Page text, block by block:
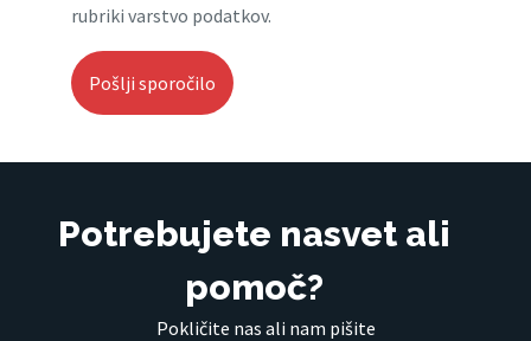
rubriki varstvo podatkov.
Potrebujete nasvet ali
pomoč?
Pokličite nas ali nam pišite